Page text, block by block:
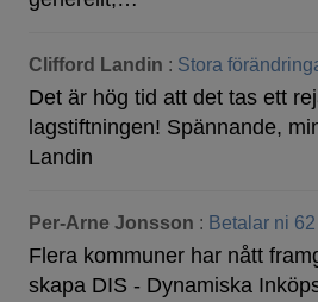
Clifford Landin : Stora
Det är hög tid att det tas ett
lagstiftningen! Spännande,
Landin
Per-Arne Jonsson : Betalar ni
Flera kommuner har nått
skapa DIS - Dynamiska